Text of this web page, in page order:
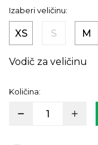
Izaberi veličinu:
XS S M
Vodič za veličinu
Količina: